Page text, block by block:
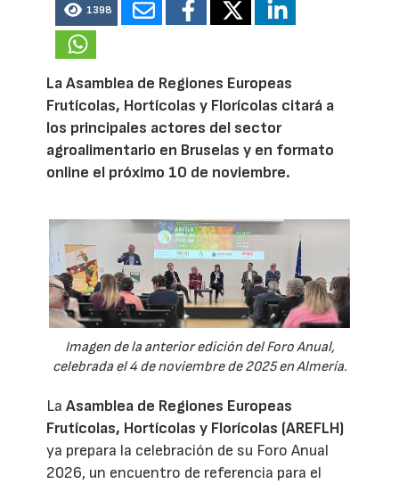
1398
La Asamblea de Regiones Europeas
Frutícolas, Hortícolas y Florícolas citará a
los principales actores del sector
agroalimentario en Bruselas y en formato
online el próximo 10 de noviembre.
Imagen de la anterior edición del Foro Anual,
celebrada el 4 de noviembre de 2025 en Almería.
LaAsamblea de Regiones Europeas
Frutícolas, Hortícolas y Florícolas (AREFLH)
ya prepara la celebración de su Foro Anual
2026, un encuentro de referencia para el